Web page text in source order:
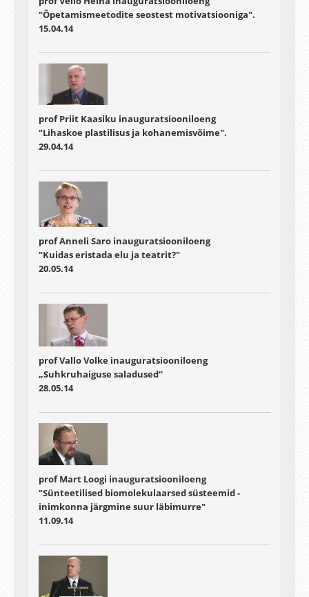
"Õpetamismeetodite seostest motivatsiooniga".
15.04.14
prof Priit Kaasiku inauguratsiooniloeng
"Lihaskoe plastilisus ja kohanemisvõime".
29.04.14
prof Anneli Saro inauguratsiooniloeng
"Kuidas eristada elu ja teatrit?"
20.05.14
prof Vallo Volke inauguratsiooniloeng
„Suhkruhaiguse saladused“
28.05.14
prof Mart Loogi inauguratsiooniloeng
"Sünteetilised biomolekulaarsed süsteemid -
inimkonna järgmine suur läbimurre"
11.09.14